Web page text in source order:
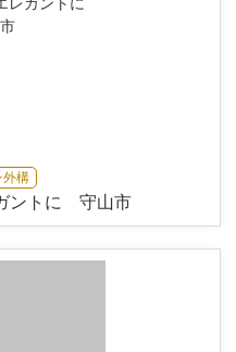
外構
ントに 守山市